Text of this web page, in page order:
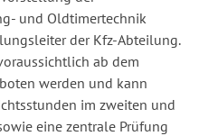
und Oldtimertechnik
der Kfz-Abteilung.
ab dem
werden und kann
im zweiten und
eine zentrale Prüfung